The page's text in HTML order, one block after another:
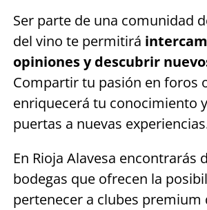
Ser parte de una comunidad
del vino te permitirá
opiniones y descubrir
Compartir tu pasión en foros
enriquecerá tu conocimiento
puertas a nuevas
En Rioja Alavesa encontrarás
bodegas que ofrecen la
pertenecer a clubes premium